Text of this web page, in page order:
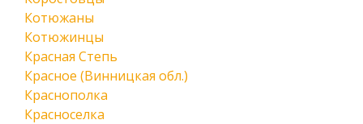
Котюжаны
Котюжинцы
Красная Степь
Красное (Винницкая обл.)
Краснополка
Красноселка